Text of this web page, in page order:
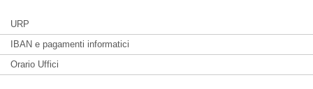
URP
IBAN e pagamenti informatici
Orario Uffici